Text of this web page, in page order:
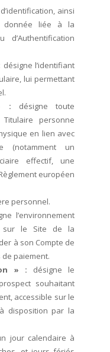
ainsi
donnée liée à la
d’Authentification
désigne l’identifiant
lui permettant
: désigne toute
personne
en lien avec
(notamment un
effectif, une
européen
personnel.
l’environnement
sur le Site de la
à son Compte de
de paiement.
» : désigne le
souhaitant
accessible sur le
disposition par la
jour calendaire à